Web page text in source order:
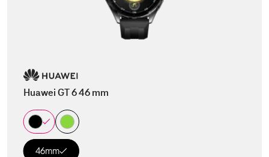
Huawei GT 6 46 mm
46mm